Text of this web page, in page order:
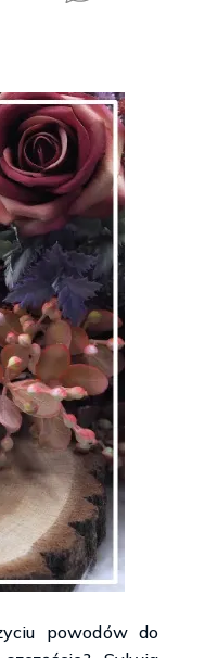
powodów do
i kościopył – Travis Baldree